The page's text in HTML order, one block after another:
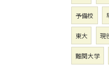
予備校
東大 現
難関大学